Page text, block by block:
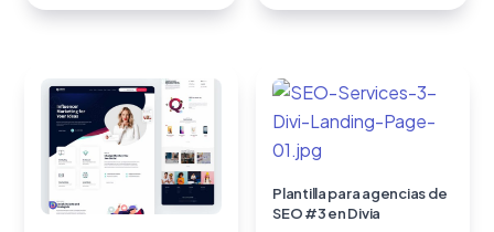
Plantilla para agencias de
SEO #3 en Divia